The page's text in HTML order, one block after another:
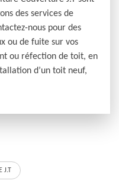
des services de
nous pour des
ou de fuite sur vos
ou réfection de toit, en
d’un toit neuf,